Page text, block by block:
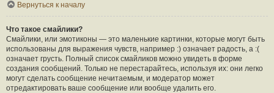
Вернуться к началу
Что такое смайлики?
Смайлики, или эмотиконы — это маленькие картинки, которые могут быть
использованы для выражения чувств, например :) означает радость, а :(
означает грусть. Полный список смайликов можно увидеть в форме
создания сообщений. Только не перестарайтесь, используя их: они легко
могут сделать сообщение нечитаемым, и модератор может
отредактировать ваше сообщение или вообще удалить его.